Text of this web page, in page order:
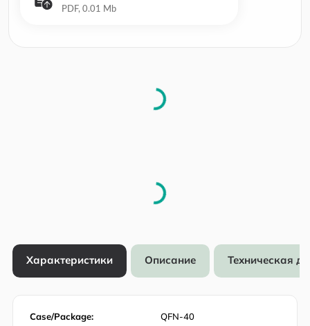
Характеристики Описание Техническая
Case/Package: QFN-40